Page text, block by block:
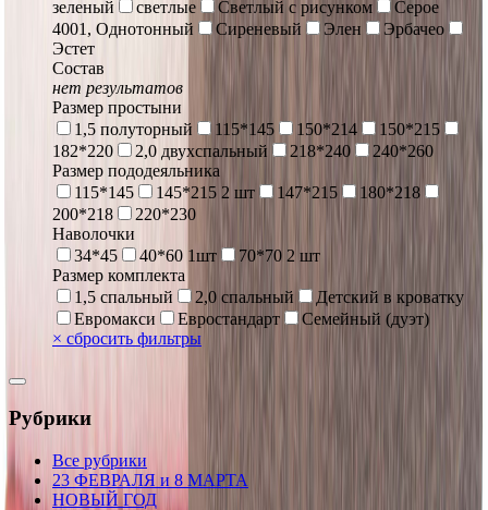
зеленый
светлые Светлый с рисунком
Серое
4001, Однотонный
Сиреневый Элен
Эрбачео
Эстет
Состав
нет результатов
Размер простыни
1,5 полуторный
115*145 150*214
150*215
182*220
2,0 двухспальный 218*240
240*260
Размер пододеяльника
115*145
145*215 2 шт 147*215
180*218
200*218
220*230
Наволочки
34*45
40*60 1шт
70*70 2 шт
Размер комплекта
1,5 спальный
2,0 спальный
Детский в кроватку
Евромакси
Евростандарт
Семейный (дуэт)
× сбросить фильтры
Рубрики
Все рубрики
23 ФЕВРАЛЯ и 8 МАРТА
НОВЫЙ ГОД